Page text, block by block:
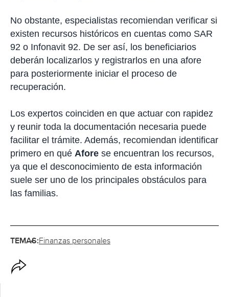
No obstante, especialistas recomiendan verificar si
existen recursos históricos en cuentas como SAR
92 o Infonavit 92. De ser así, los beneficiarios
deberán localizarlos y registrarlos en una afore
para posteriormente iniciar el proceso de
recuperación.
Los expertos coinciden en que actuar con rapidez
y reunir toda la documentación necesaria puede
facilitar el trámite. Además, recomiendan identificar
primero en qué Afore se encuentran los recursos,
ya que el desconocimiento de esta información
suele ser uno de los principales obstáculos para
las familias.
TEMAS:Finanzas personales